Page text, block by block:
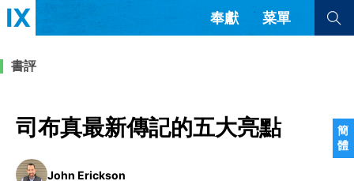
簡
體
奉獻 菜單
查看全部
查看全部
書評
司布真最新傳記的五大亮點
John Erickson